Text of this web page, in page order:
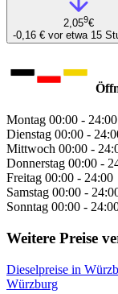
2,059€
-0,16 € vor etwa 15
Montag 00:00 - 24:00
Dienstag 00:00 -
Mittwoch 00:00 -
Donnerstag 00:00 -
Freitag 00:00 - 24:00
Samstag 00:00 -
Sonntag 00:00 -
Weitere Preise
Dieselpreise in
Würzburg